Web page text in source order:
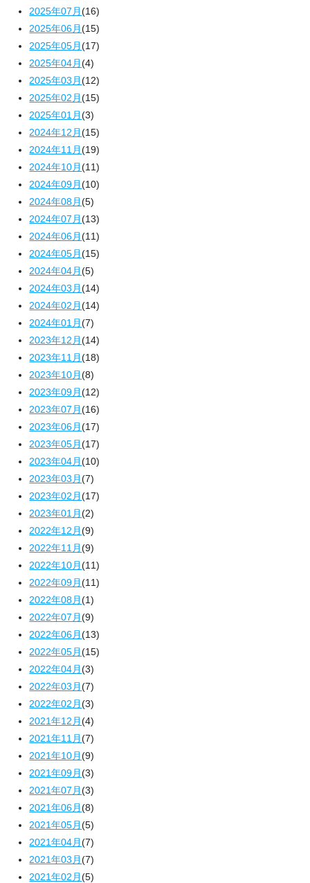
2025年07月(16)
2025年06月(15)
2025年05月(17)
2025年04月(4)
2025年03月(12)
2025年02月(15)
2025年01月(3)
2024年12月(15)
2024年11月(19)
2024年10月(11)
2024年09月(10)
2024年08月(5)
2024年07月(13)
2024年06月(11)
2024年05月(15)
2024年04月(5)
2024年03月(14)
2024年02月(14)
2024年01月(7)
2023年12月(14)
2023年11月(18)
2023年10月(8)
2023年09月(12)
2023年07月(16)
2023年06月(17)
2023年05月(17)
2023年04月(10)
2023年03月(7)
2023年02月(17)
2023年01月(2)
2022年12月(9)
2022年11月(9)
2022年10月(11)
2022年09月(11)
2022年08月(1)
2022年07月(9)
2022年06月(13)
2022年05月(15)
2022年04月(3)
2022年03月(7)
2022年02月(3)
2021年12月(4)
2021年11月(7)
2021年10月(9)
2021年09月(3)
2021年07月(3)
2021年06月(8)
2021年05月(5)
2021年04月(7)
2021年03月(7)
2021年02月(5)